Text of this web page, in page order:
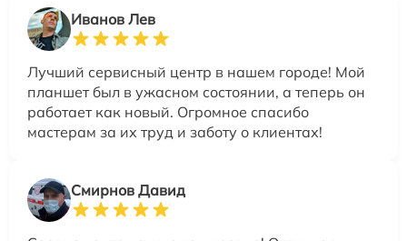
Иванов Лев
Лучший сервисный центр в нашем городе! Мой
планшет был в ужасном состоянии, а теперь он
работает как новый. Огромное спасибо
мастерам за их труд и заботу о клиентах!
Смирнов Давид